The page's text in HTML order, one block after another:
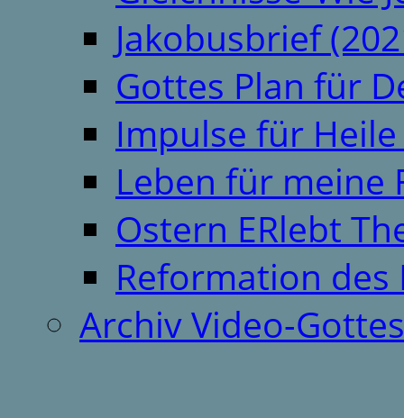
Jakobusbrief
Gottes Plan für
Impulse für
Leben für meine
Ostern ERlebt
Reformation des
Archiv Video-